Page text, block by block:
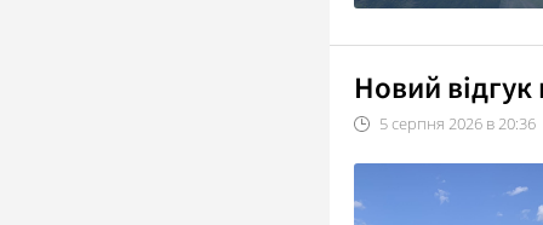
Новий
5серпня 2026 в 20:36